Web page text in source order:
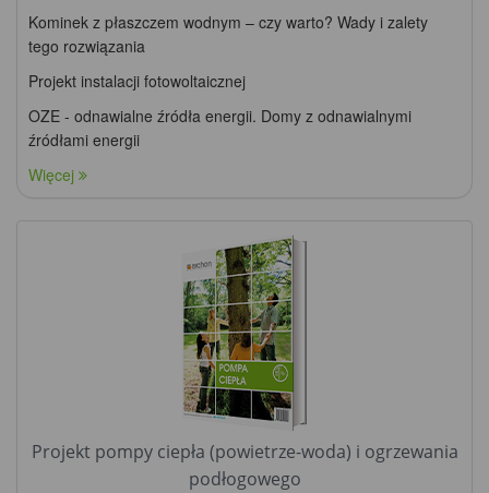
Kominek z płaszczem wodnym – czy warto? Wady i zalety
tego rozwiązania
Projekt instalacji fotowoltaicznej
OZE - odnawialne źródła energii. Domy z odnawialnymi
źródłami energii
Więcej
Projekt pompy ciepła (powietrze-woda) i ogrzewania
podłogowego